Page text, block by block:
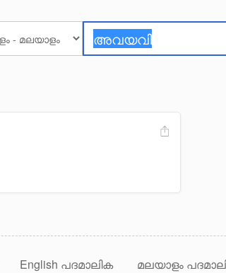
English പദമാലിക മലയാളം